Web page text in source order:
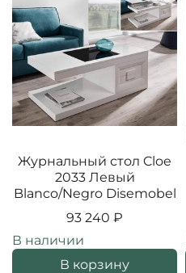
Журнальный стол Cloe
2033 Левый
Blanco/Negro Disemobel
93 240 ₽
В наличии
В корзину